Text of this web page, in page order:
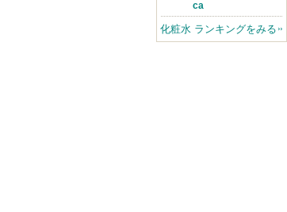
あります
ca
化粧水 ランキングをみる